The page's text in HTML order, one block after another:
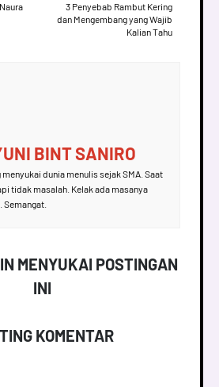
3 Penyebab Rambut Kering
dan Mengembang yang Wajib
Kalian Tahu
BINT SANIRO
dunia menulis sejak SMA. Saat
tidak masalah. Kelak ada masanya
MENYUKAI POSTINGAN
INI
KOMENTAR